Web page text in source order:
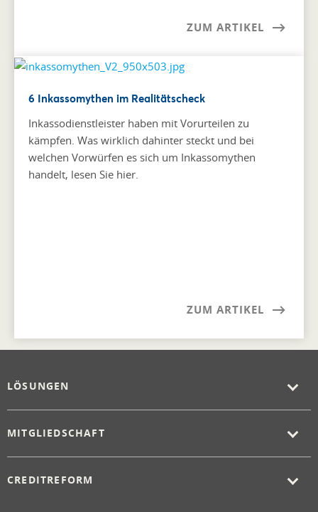
ZUM ARTIKEL
6 Inkassomythen im Realitätscheck
Inkassodienstleister haben mit Vorurteilen zu
kämpfen. Was wirklich dahinter steckt und bei
welchen Vorwürfen es sich um Inkassomythen
handelt, lesen Sie hier.
ZUM ARTIKEL
LÖSUNGEN
MITGLIEDSCHAFT
CREDITREFORM